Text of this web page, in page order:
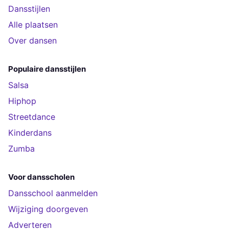
Dansstijlen
Alle plaatsen
Over dansen
Populaire dansstijlen
Salsa
Hiphop
Streetdance
Kinderdans
Zumba
Voor dansscholen
Dansschool aanmelden
Wijziging doorgeven
Adverteren